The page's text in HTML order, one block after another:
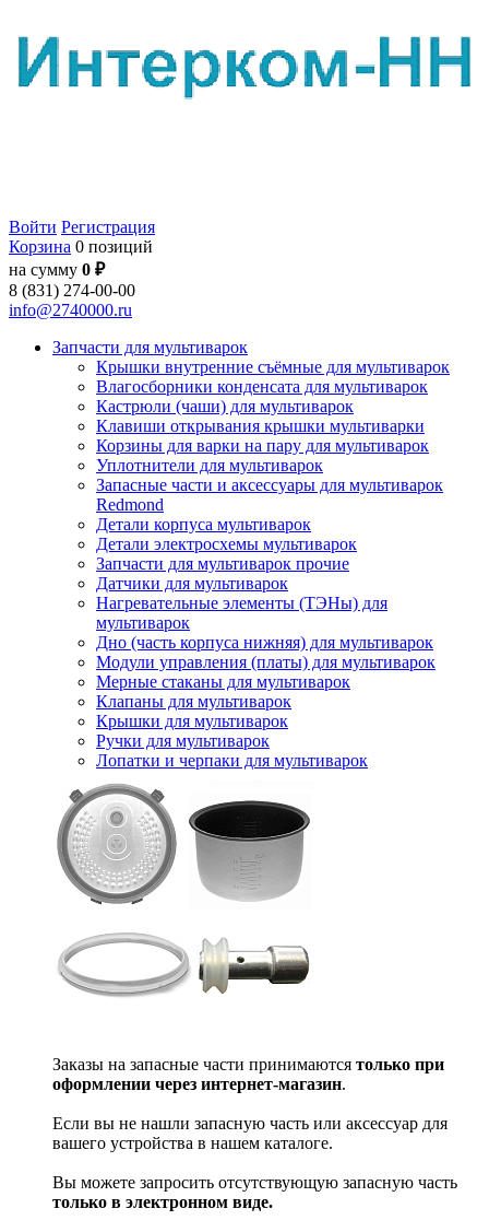
Войти Регистрация
Корзина 0 позиций
на сумму 0 ₽
8 (831) 274-00-00
info@2740000.ru
Запчасти для мультиварок
Крышки внутренние съёмные для мультиварок
Влагосборники конденсата для мультиварок
Кастрюли (чаши) для мультиварок
Клавиши открывания крышки мультиварки
Корзины для варки на пару для мультиварок
Уплотнители для мультиварок
Запасные части и аксессуары для мультиварок
Redmond
Детали корпуса мультиварок
Детали электросхемы мультиварок
Запчасти для мультиварок прочие
Датчики для мультиварок
Нагревательные элементы (ТЭНы) для
мультиварок
Дно (часть корпуса нижняя) для мультиварок
Модули управления (платы) для мультиварок
Мерные стаканы для мультиварок
Клапаны для мультиварок
Крышки для мультиварок
Ручки для мультиварок
Лопатки и черпаки для мультиварок
Заказы на запасные части принимаются только при
оформлении через интернет-магазин.
Если вы не нашли запасную часть или аксессуар для
вашего устройства в нашем каталоге.
Вы можете запросить отсутствующую запасную часть
только в электронном виде.